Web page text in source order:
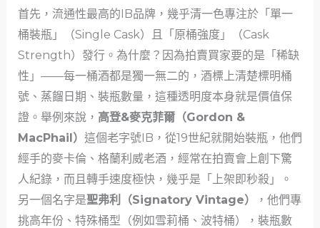
首先，流通性最高的IB品牌，幾乎清一色專注於「單一
桶裝瓶」（Single Cask）且「原桶強度」（Cask
Strength）發行。為什麼？因為拍賣買家要的是「稀缺
性」——每一桶酒都是獨一無二的，酒標上清楚標明桶
號、蒸餾日期、裝瓶數量，這種透明度本身就是價值保
證。舉例來說， 高登&麥克菲爾（Gordon &
MacPhail） 這個老字號IB，從19世紀就開始裝瓶，他們
經手的麥卡倫、格蘭利威老酒，經常在拍賣會上創下驚
人紀錄，而且轉手速度極快，幾乎是「上架即秒殺」。
另一個名字是聖弗利（Signatory Vintage）
，他們專
挑高年份、特殊桶型（例如雪莉桶、波特桶），裝瓶數